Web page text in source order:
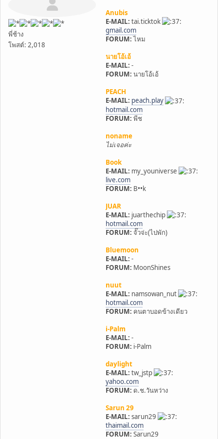
พี่ช้าง
โพสต์: 2,018
Anubis
E-MAIL: tai.ticktok
gmail.com
FORUM:ไหม
นายโอ้เอ้
E-MAIL: -
FORUM: นายโอ้เอ้
PEACH
E-MAIL: peach.play
hotmail.com
FORUM: พีช
noname
ไม่เจอค่ะ
Book
E-MAIL: my_youniverse
live.com
FORUM: B••k
JUAR
E-MAIL: juarthechip
hotmail.com
FORUM: จั๊วจ่ะ(ไปพัก)
Bluemoon
E-MAIL: -
FORUM: MoonShines
nuut
E-MAIL: namsowan_nut
hotmail.com
FORUM: คนตาบอดข้างเดียว
i-Palm
E-MAIL: -
FORUM: i-Palm
daylight
E-MAIL: tw_jstp
yahoo.com
FORUM: ด.ช.วันหว่าง
Sarun 29
E-MAIL: sarun29
thaimail.com
FORUM: Sarun29